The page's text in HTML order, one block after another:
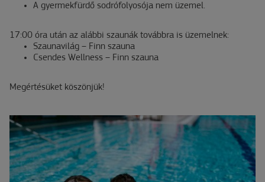
A gyermekfürdő sodrófolyosója nem üzemel.
17:00 óra után az alábbi szaunák továbbra is üzemelnek:
Szaunavilág – Finn szauna
Csendes Wellness – Finn szauna
Megértésüket köszönjük!